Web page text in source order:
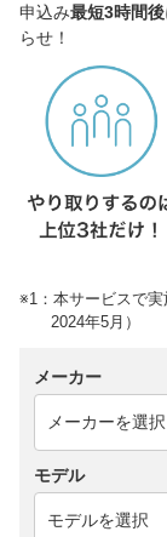
申込み最短3時間後
らせ！
※1：本サービスで
2024年5月）
メーカー
モデル